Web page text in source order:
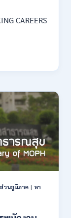
CAREERS
วนภูมิภาค | หา